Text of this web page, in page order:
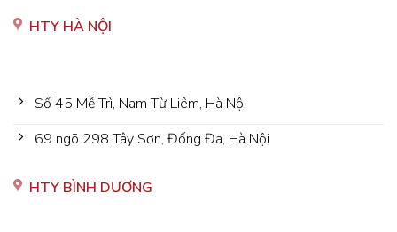
HTY HÀ NỘI
Số 45 Mễ Trì, Nam Từ Liêm, Hà Nội
69 ngõ 298 Tây Sơn, Đống Đa, Hà Nội
HTY BÌNH DƯƠNG